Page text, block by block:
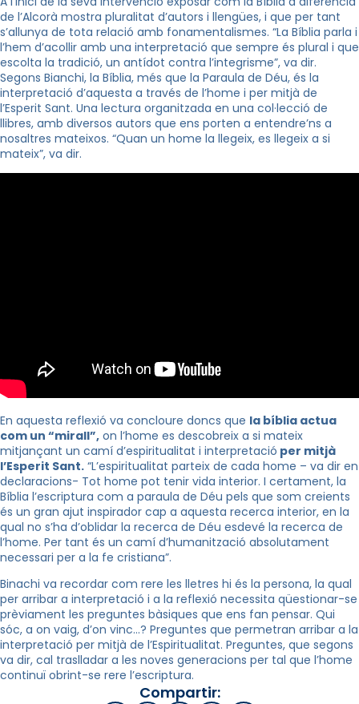
de l’Alcorà mostra pluralitat d’autors i llengües, i que per tant
s’allunya de tota relació amb fonamentalismes. “La Bíblia parla i
l’hem d’acollir amb una interpretació que sempre és plural i que
escolta la tradició, un antídot contra l’integrisme”, va dir.
Segons Bianchi, la Bíblia, més que la Paraula de Déu, és la
interpretació d’aquesta a través de l’home i per mitjà de
l’Esperit Sant. Una lectura organitzada en una col·lecció de
llibres, amb diversos autors que ens porten a entendre’ns a
nosaltres mateixos. “Quan un home la llegeix, es llegeix a si
mateix”, va dir.
En aquesta reflexió va concloure doncs que la bíblia actua
com un “mirall”, on l’home es descobreix a si mateix
mitjançant un camí d’espiritualitat i interpretació per mitjà
l’Esperit Sant. “L’espiritualitat parteix de cada home – va dir en
declaracions- Tot home pot tenir vida interior. I certament, la
Bíblia l’escriptura com a paraula de Déu pels que som creients
és un gran ajut inspirador cap a aquesta recerca interior, en la
qual no s’ha d’oblidar la recerca de Déu esdevé la recerca de
l’home. Per tant és un camí d’humanització absolutament
necessari per a la fe cristiana”.
Binachi va recordar com rere les lletres hi és la persona, la qual
per arribar a interpretació i a la reflexió necessita qüestionar-se
prèviament les preguntes bàsiques que ens fan pensar. Qui
sóc, a on vaig, d’on vinc…? Preguntes que permetran arribar a la
interpretació per mitjà de l’Espiritualitat. Preguntes, que segons
va dir, cal traslladar a les noves generacions per tal que l’home
continuï obrint-se rere l’escriptura.
Compartir: